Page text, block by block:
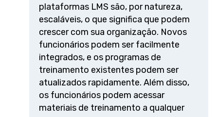
plataformas LMS são, por natureza,
escaláveis, o que significa que podem
crescer com sua organização. Novos
funcionários podem ser facilmente
integrados, e os programas de
treinamento existentes podem ser
atualizados rapidamente. Além disso,
os funcionários podem acessar
materiais de treinamento a qualquer